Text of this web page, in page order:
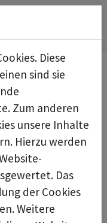
Diese
sind sie
Zum anderen
unsere Inhalte
Hierzu werden
Das
der Cookies
Weitere